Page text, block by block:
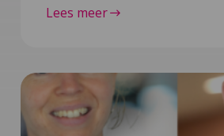
Lees meer